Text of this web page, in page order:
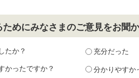
めにみなさまのご意見をお聞
たか？ 充分だった
かったですか？ 分かりやすか